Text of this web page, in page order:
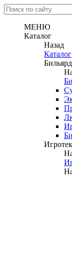
МЕНЮ
Каталог
Назад
Каталог